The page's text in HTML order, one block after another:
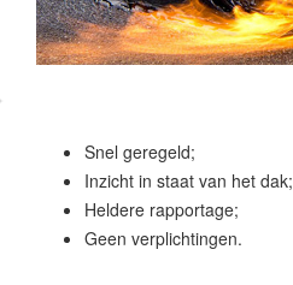
Snel geregeld;
Inzicht in staat van het dak;
Heldere rapportage;
Geen verplichtingen.